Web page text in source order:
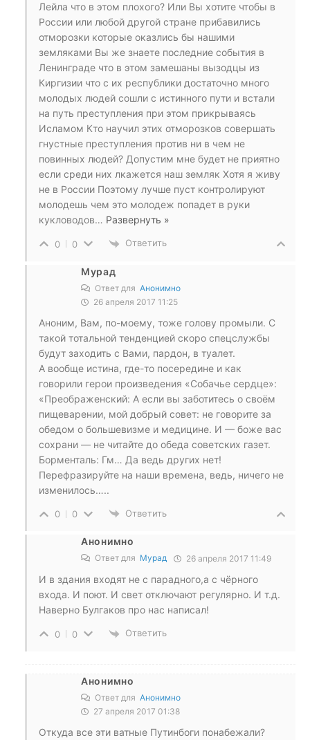
Лейла что в этом плохого? Или Вы хотите чтобы в
России или любой другой стране прибавились
отморозки которые оказлись бы нашими
земляками Вы же знаете последние события в
Ленинграде что в этом замешаны вызодцы из
Киргизии что с их республики достаточно много
молодых людей сошли с истинного пути и встали
на путь преступления при этом прикрываясь
Исламом Кто научил этих отморозков совершать
гнустные преступления против ни в чем не
повинных людей? Допустим мне будет не приятно
если среди них лкажется наш земляк Хотя я живу
не в России Поэтому лучше пуст контролируют
молодешь чем это молодеж попадет в руки
кукловодов… Развернуть »
0 0 Ответить
Мурад
Ответ для Анонимно
26 апреля 2017 11:25
Аноним, Вам, по-моему, тоже голову промыли. С
такой тотальной тенденцией скоро спецслужбы
будут заходить с Вами, пардон, в туалет.
А вообще истина, где-то посередине и как
говорили герои произведения «Собачье сердце»:
«Преображенский: А если вы заботитесь о своём
пищеварении, мой добрый совет: не говорите за
обедом о большевизме и медицине. И — боже вас
сохрани — не читайте до обеда советских газет.
Борменталь: Гм… Да ведь других нет!
Перефразируйте на наши времена, ведь, ничего не
изменилось…..
0 0 Ответить
Анонимно
Ответ для Мурад 26 апреля 2017 11:49
И в здания входят не с парадного,а с чёрного
входа. И поют. И свет отключают регулярно. И т.д.
Наверно Булгаков про нас написал!
0 0 Ответить
Анонимно
Ответ для Анонимно
27 апреля 2017 01:38
Откуда все эти ватные Путинбоги понабежали?